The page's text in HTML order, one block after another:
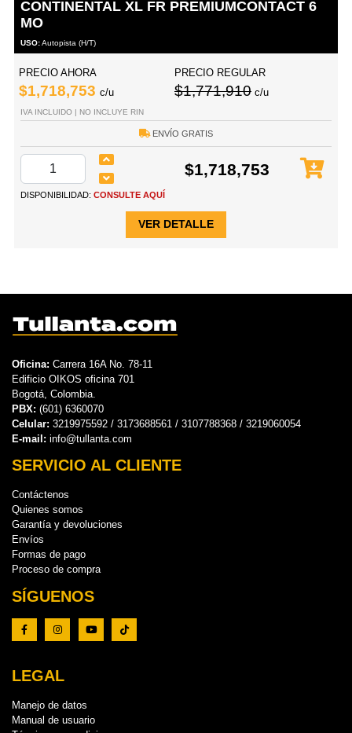
CONTINENTAL XL FR PREMIUMCONTACT 6
MO
USO:Autopista (H/T)
PRECIO AHORA
$1,718,753 c/u
PRECIO REGULAR
$1,771,910 c/u
IVA INCLUIDO | NO INCLUYE RIN
ENVÍO GRATIS
$1,718,753
DISPONIBILIDAD: CONSULTE AQUÍ
VER DETALLE
Oficina: Carrera 16A No. 78-11
Edificio OIKOS oficina 701
Bogotá, Colombia.
PBX: (601) 6360070
Celular: 3219975592 / 3173688561 / 3107788368 / 3219060054
E-mail: info@tullanta.com
SERVICIO AL CLIENTE
Contáctenos
Quienes somos
Garantía y devoluciones
Envíos
Formas de pago
Proceso de compra
SÍGUENOS
LEGAL
Manejo de datos
Manual de usuario